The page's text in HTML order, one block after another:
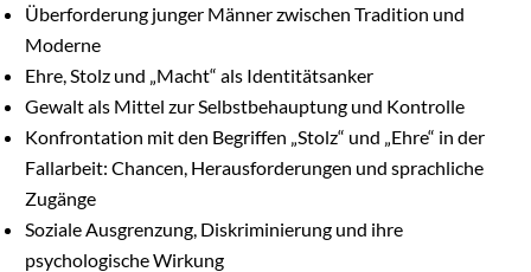
Überforderung junger Männer zwischen Tradition und
Moderne
Ehre, Stolz und „Macht“ als Identitätsanker
Gewalt als Mittel zur Selbstbehauptung und Kontrolle
Konfrontation mit den Begriffen „Stolz“ und „Ehre“ in der
Fallarbeit: Chancen, Herausforderungen und sprachliche
Zugänge
Soziale Ausgrenzung, Diskriminierung und ihre
psychologische Wirkung